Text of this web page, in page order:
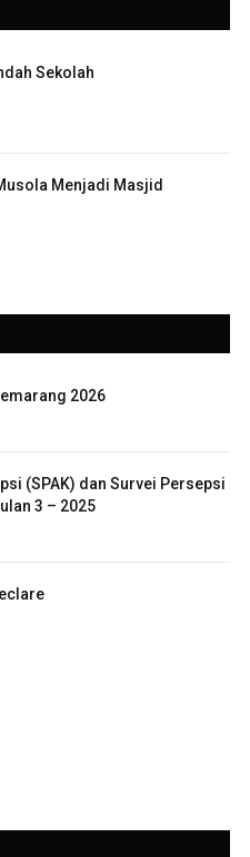
Sekolah
Menjadi Masjid
2026
(SPAK) dan Survei Persepsi
3 – 2025